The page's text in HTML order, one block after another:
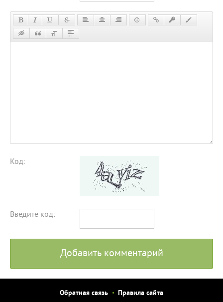
Код:
Введите код:
Добавить комментарий
Обратная связь Правила сайта